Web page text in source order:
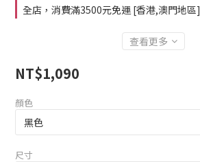
全店，消費滿3500元免運 [香港,澳門地區]
查看更多
NT$1,090
顏色
尺寸